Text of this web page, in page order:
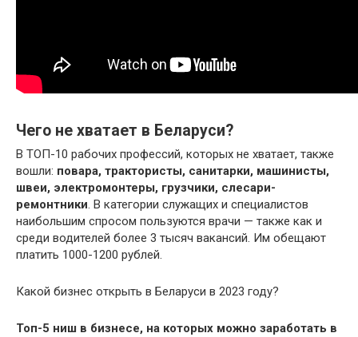
Чего не хватает в Беларуси?
В ТОП-10 рабочих профессий, которых не хватает, также
вошли: повара, трактористы, санитарки, машинисты,
швеи, электромонтеры, грузчики, слесари-
ремонтники. В категории служащих и специалистов
наибольшим спросом пользуются врачи — также как и
среди водителей более 3 тысяч вакансий. Им обещают
платить 1000-1200 рублей.
Какой бизнес открыть в Беларуси в 2023 году?
Топ-5 ниш в бизнесе, на которых можно заработать в